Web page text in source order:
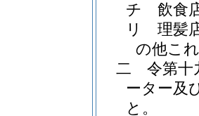
チ
飲食
リ
理髪
の他こ
二
令第十
ーター及
と。